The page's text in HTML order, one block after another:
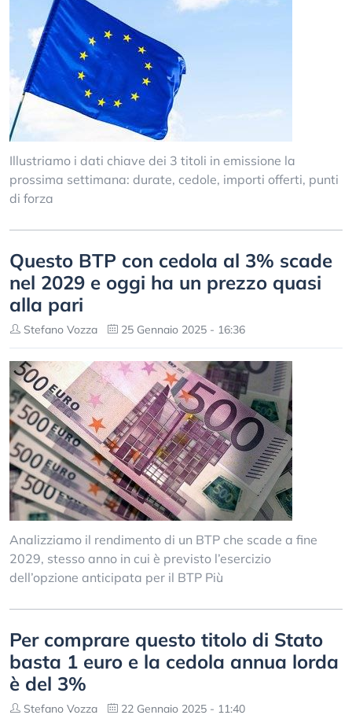
Illustriamo i dati chiave dei 3 titoli in emissione la
prossima settimana: durate, cedole, importi offerti, punti
di forza
Questo BTP con cedola al 3% scade
nel 2029 e oggi ha un prezzo quasi
alla pari
Stefano Vozza 25 Gennaio 2025 - 16:36
Analizziamo il rendimento di un BTP che scade a fine
2029, stesso anno in cui è previsto l’esercizio
dell’opzione anticipata per il BTP Più
Per comprare questo titolo di Stato
basta 1 euro e la cedola annua lorda
è del 3%
Stefano Vozza 22 Gennaio 2025 - 11:40